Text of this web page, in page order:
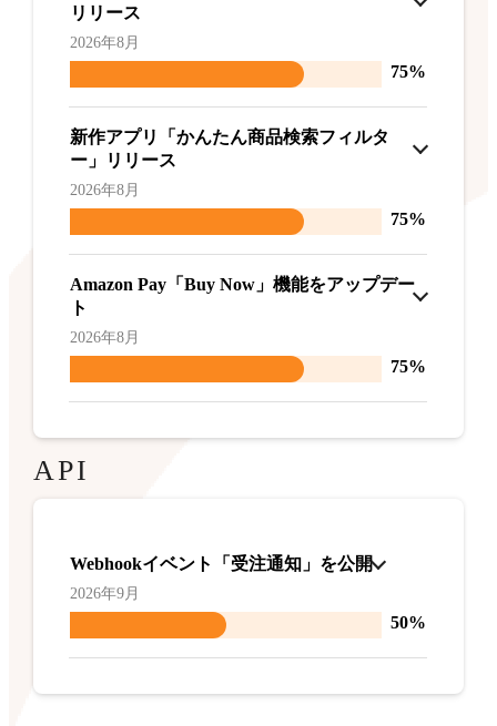
リリース
2026年8月
75%
新作アプリ「かんたん商品検索フィルタ
ー」リリース
2026年8月
75%
Amazon Pay「Buy Now」機能をアップデー
ト
2026年8月
75%
API
Webhookイベント「受注通知」を公開
2026年9月
50%